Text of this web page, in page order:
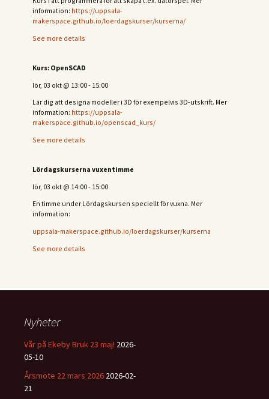
information: https://uppsala-
makerspace.github.io/loerdagskurser/kurserna/
See more details
Kurs: OpenSCAD
lör, 03 okt @ 13:00- 15:00
Lär dig att designa modeller i 3D för exempelvis 3D-utskrift. Mer
information: https://uppsala-
makerspace.github.io/openscad_kurs/
See more details
Lördagskurserna vuxentimme
lör, 03 okt @ 14:00- 15:00
En timme under Lördagskursen speciellt för vuxna. Mer
information:
uppsala-makerspace.github.io/loerdagskurser/kurserna
See more details
Nyheter
Vår på Ekeby Bruk 23 maj! 2026-
05-10
Årsmöte 22 mars 2026 2026-02-
21